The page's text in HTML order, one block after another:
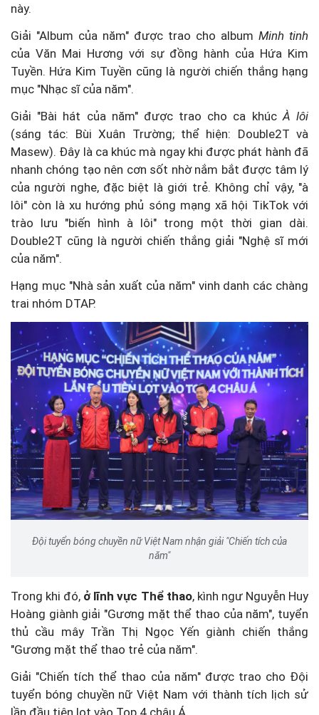
này.
Giải "Album của năm" được trao cho album Minh tinh
của Văn Mai Hương với sự đồng hành của Hứa Kim
Tuyền. Hứa Kim Tuyền cũng là người chiến thắng hạng
mục "Nhạc sĩ của năm".
Giải "Bài hát của năm" được trao cho ca khúc À lôi
(sáng tác: Bùi Xuân Trường; thể hiện: Double2T và
Masew). Đây là ca khúc mà ngay khi được phát hành đã
nhanh chóng tạo nên cơn sốt nhờ nắm bắt được tâm lý
của người nghe, đặc biệt là giới trẻ. Không chỉ vậy, "à
lôi" còn là xu hướng phủ sóng mạng xã hội TikTok với
trào lưu "biến hình à lôi" trong một thời gian dài.
Double2T cũng là người chiến thắng giải "Nghệ sĩ mới
của năm".
Hạng mục "Nhà sản xuất của năm" vinh danh các chàng
trai nhóm DTAP.
Đội tuyển bóng chuyền nữ Việt Nam nhận giải "Chiến tích của
năm"
Trong khi đó, ở lĩnh vực Thể thao, kình ngư Nguyễn Huy
Hoàng giành giải "Gương mặt thể thao của năm", tuyển
thủ cầu mây Trần Thị Ngọc Yến giành chiến thắng
"Gương mặt thể thao trẻ của năm".
Giải "Chiến tích thể thao của năm" được trao cho Đội
tuyển bóng chuyền nữ Việt Nam với thành tích lịch sử